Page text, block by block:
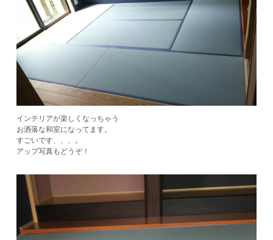
インテリアが楽しくなっちゃう
お洒落な和室になってます。
すごいです、、、。
アップ写真もどうぞ！